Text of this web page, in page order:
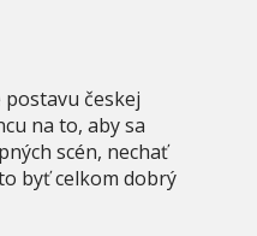
českej
na to, aby sa
scén, nechať
byť celkom dobrý